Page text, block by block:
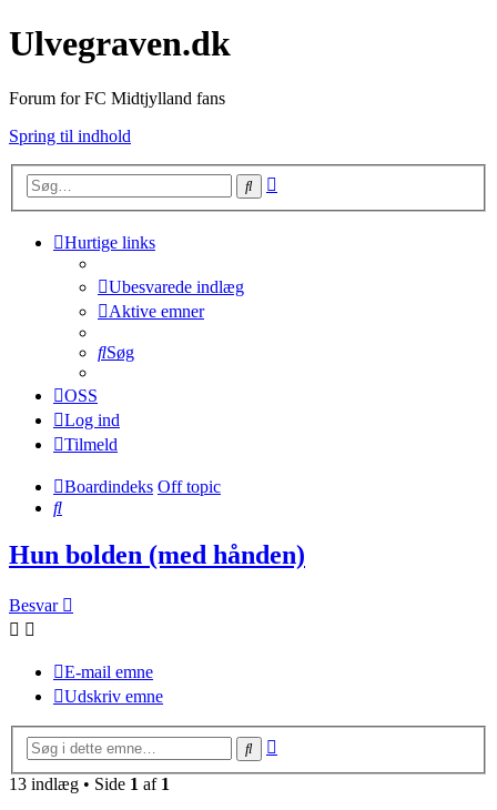
Ulvegraven.dk
Forum for FC Midtjylland fans
Spring til indhold
Søg
Hurtige links
Ubesvarede indlæg
Aktive emner
Søg
OSS
Log ind
Tilmeld
Boardindeks Off topic
Søg
Hun bolden (med hånden)
Besvar
E-mail emne
Udskriv emne
Søg
13 indlæg • Side 1 af 1